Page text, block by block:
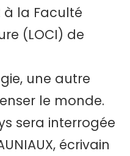
à la Faculté
(LOCI) de
une autre
le monde.
sera interrogée
écrivain